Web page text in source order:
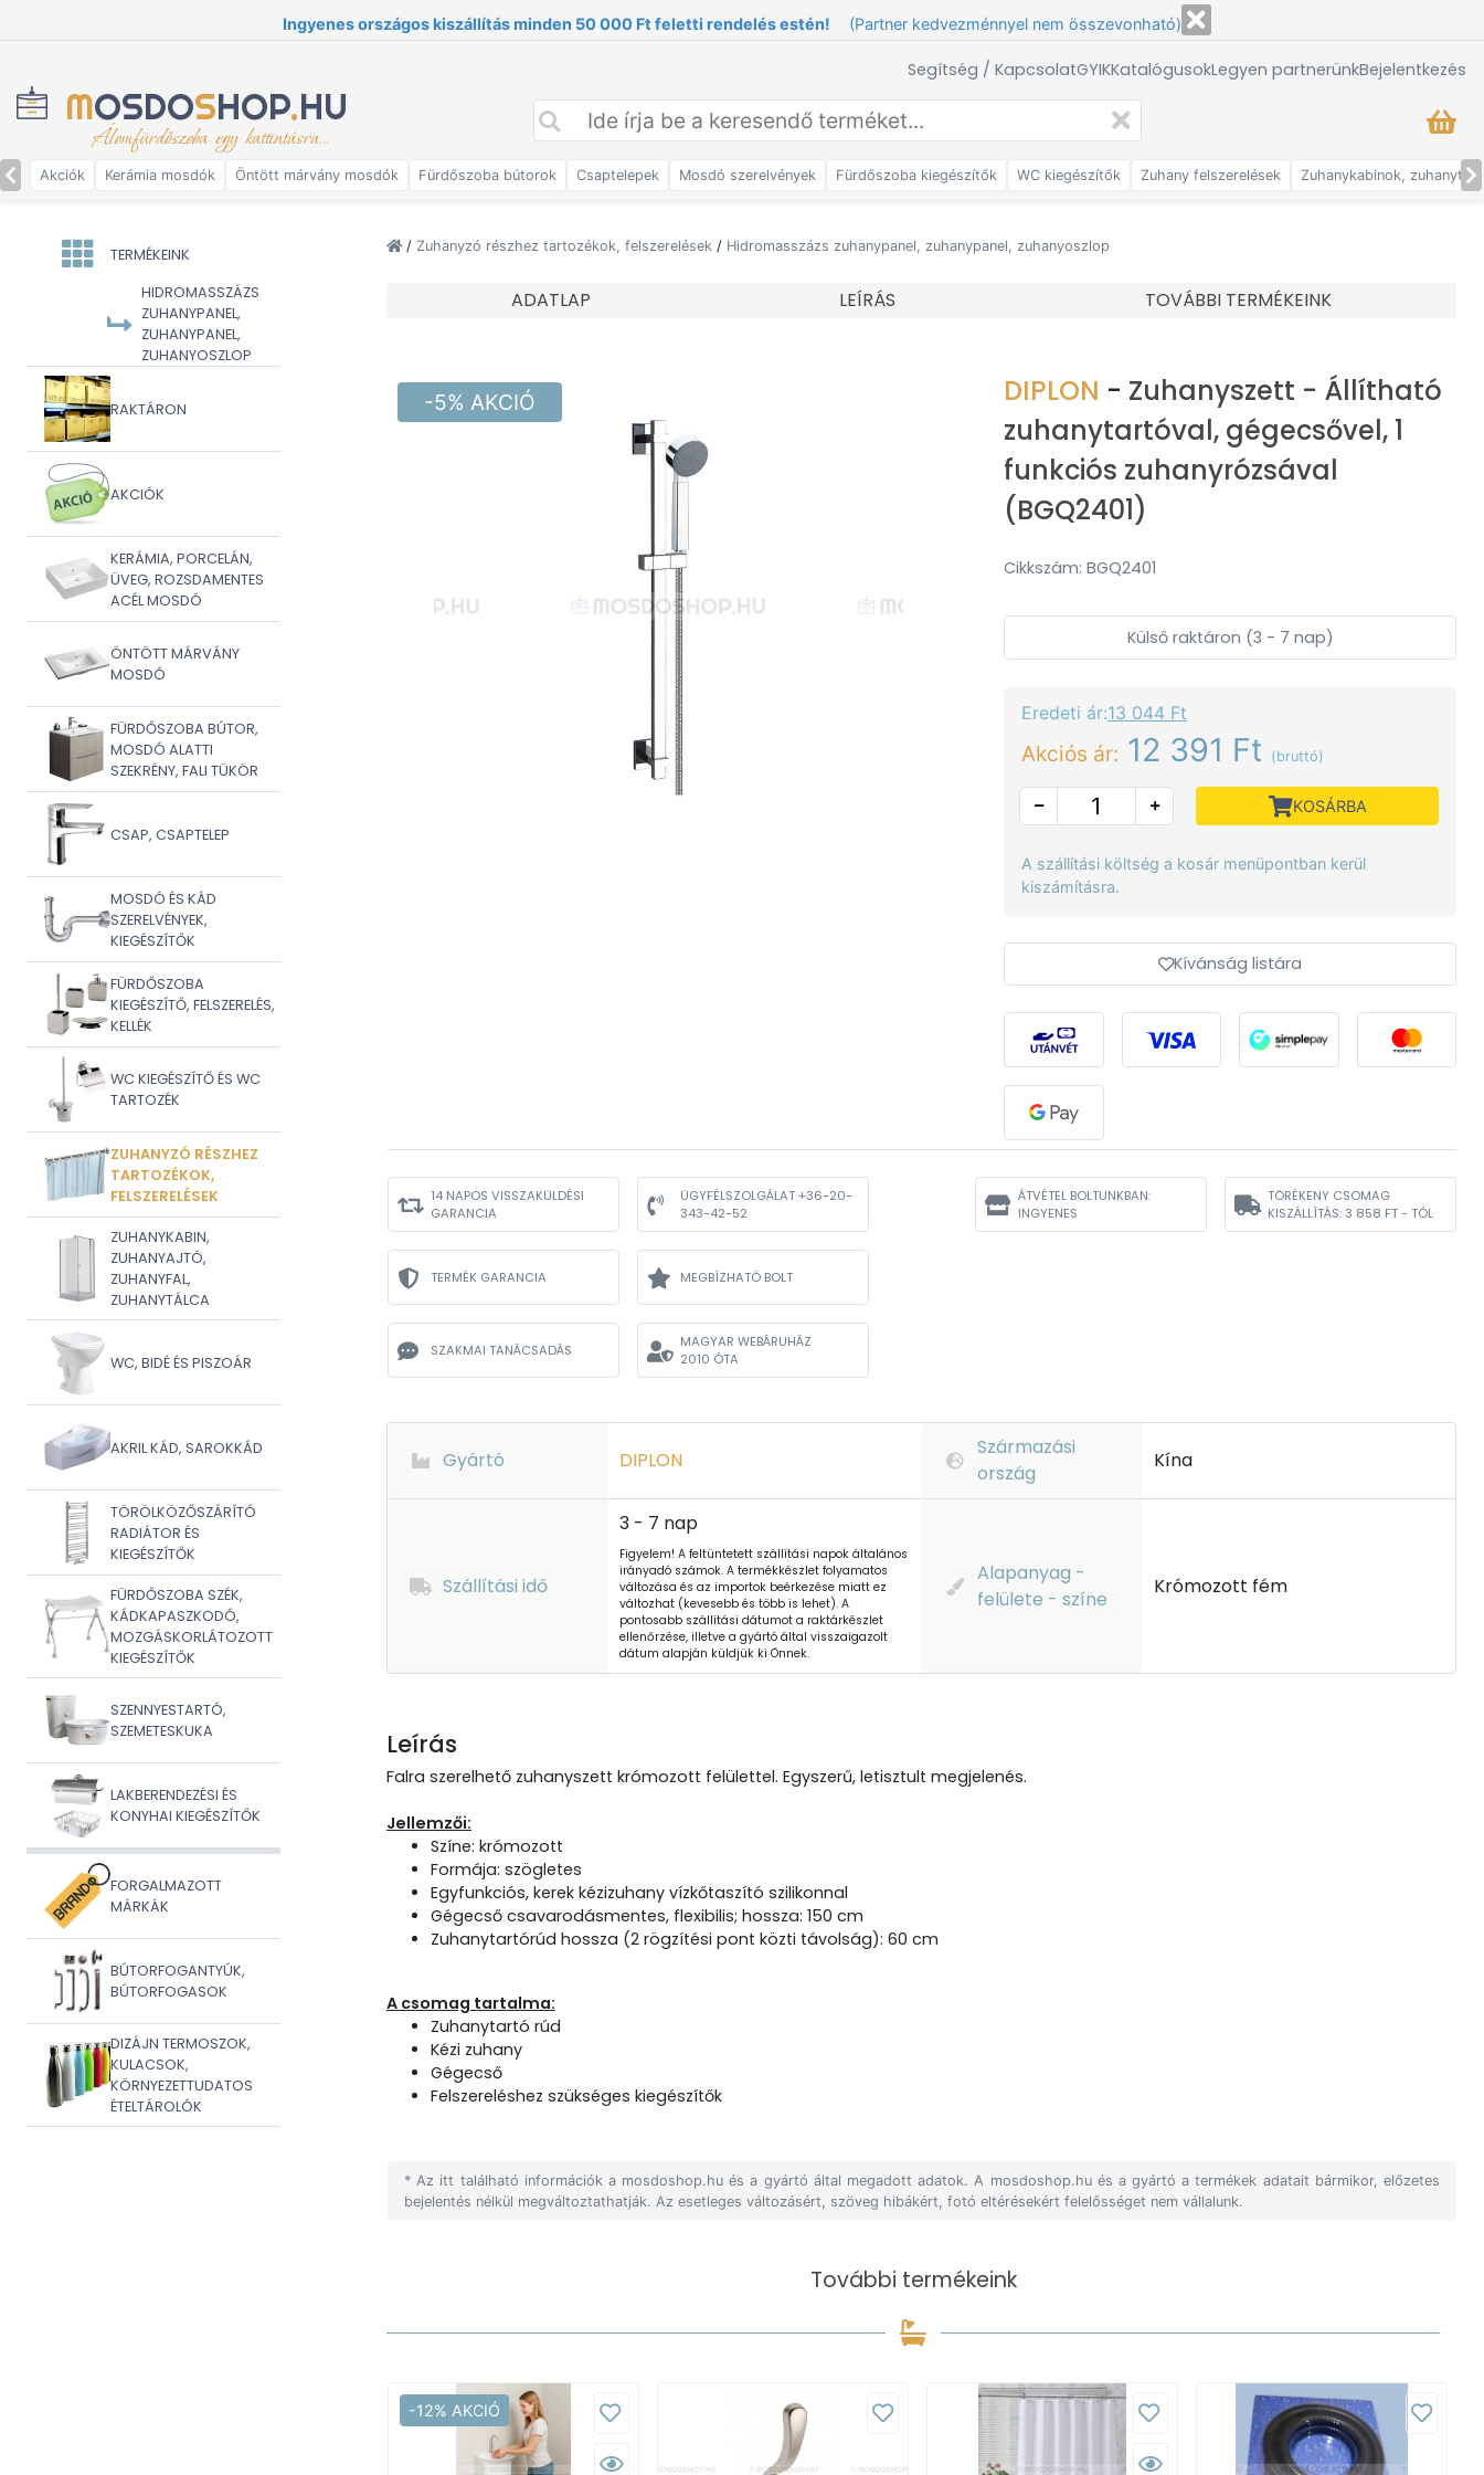
Ingyenes országos kiszállítás minden 50 000 Ft feletti rendelés estén! (Partner kedvezménnyel nem összevonható)
Segítség / KapcsolatGYIKKatalógusokLegyen partnerünkBejelentkezés
MOSDOSHOP.HU
Álomfürdőszoba egy kattintásra...
Akciók Kerámia mosdók Öntött márvány mosdók Fürdőszoba bútorok Csaptelepek Mosdó szerelvények Fürdőszoba kiegészítők WC kiegészítők Zuhany felszerelések Zuhanykabinok,
TERMÉKEINK
HIDROMASSZÁZS
ZUHANYPANEL,
ZUHANYPANEL,
ZUHANYOSZLOP
RAKTÁRON
AKCIÓK
KERÁMIA, PORCELÁN,
ÜVEG, ROZSDAMENTES
ACÉL MOSDÓ
ÖNTÖTT MÁRVÁNY
MOSDÓ
FÜRDŐSZOBA BÚTOR,
MOSDÓ ALATTI
SZEKRÉNY, FALI TÜKÖR
CSAP, CSAPTELEP
MOSDÓ ÉS KÁD
SZERELVÉNYEK,
KIEGÉSZÍTŐK
FÜRDŐSZOBA
KIEGÉSZÍTŐ, FELSZERELÉS,
KELLÉK
WC KIEGÉSZÍTŐ ÉS WC
TARTOZÉK
ZUHANYZÓ RÉSZHEZ
TARTOZÉKOK,
FELSZERELÉSEK
ZUHANYKABIN,
ZUHANYAJTÓ,
ZUHANYFAL,
ZUHANYTÁLCA
WC, BIDÉ ÉS PISZOÁR
AKRIL KÁD, SAROKKÁD
TÖRÖLKÖZŐSZÁRÍTÓ
RADIÁTOR ÉS
KIEGÉSZÍTŐK
FÜRDŐSZOBA SZÉK,
KÁDKAPASZKODÓ,
MOZGÁSKORLÁTOZOTT
KIEGÉSZÍTŐK
SZENNYESTARTÓ,
SZEMETESKUKA
LAKBERENDEZÉSI ÉS
KONYHAI KIEGÉSZÍTŐK
FORGALMAZOTT
MÁRKÁK
BÚTORFOGANTYÚK,
BÚTORFOGASOK
DIZÁJN TERMOSZOK,
KULACSOK,
KÖRNYEZETTUDATOS
ÉTELTÁROLÓK
/ Zuhanyzó részhez tartozékok, felszerelések / Hidromasszázs zuhanypanel, zuhanypanel, zuhanyoszlop
ADATLAP LEÍRÁS TOVÁBBI TERMÉKEINK
-5% AKCIÓ DIPLON - Zuhanyszett - Állítható
zuhanytartóval, gégecsővel, 1
funkciós zuhanyrózsával
(BGQ2401)
Cikkszám: BGQ2401
Külső raktáron (3 - 7 nap)
Eredeti ár:13 044 Ft
Akciós ár: 12 391 Ft (bruttó)
KOSÁRBA
A szállítási költség a kosár menüpontban kerül
kiszámításra.
Kívánság listára
14 NAPOS VISSZAKÜLDÉSI
GARANCIA
ÜGYFÉLSZOLGÁLAT +36-20-
343-42-52
TERMÉK GARANCIA MEGBÍZHATÓ BOLT
SZAKMAI TANÁCSADÁS
MAGYAR WEBÁRUHÁZ
2010 ÓTA
ÁTVÉTEL BOLTUNKBAN:
INGYENES
TÖRÉKENY CSOMAG
KISZÁLLÍTÁS:3 858 FT - TÓL
Gyártó DIPLON
Származási
ország
Kína
Szállítási idő
3 - 7 nap
Figyelem! A feltüntetett szállítási napok általános
irányadó számok. A termékkészlet folyamatos
változása és az importok beérkezése miatt ez
változhat (kevesebb és több is lehet). A
pontosabb szállítási dátumot a raktárkészlet
ellenőrzése, illetve a gyártó által visszaigazolt
dátum alapján küldjük ki Önnek.
Alapanyag -
felülete - színe
Krómozott fém
Leírás
Falra szerelhető zuhanyszett krómozott felülettel. Egyszerű, letisztult megjelenés.
Jellemzői:
Színe: krómozott
Formája: szögletes
Egyfunkciós, kerek kézizuhany vízkőtaszító szilikonnal
Gégecső csavarodásmentes, flexibilis; hossza: 150 cm
Zuhanytartórúd hossza (2 rögzítési pont közti távolság): 60 cm
A csomag tartalma:
Zuhanytartó rúd
Kézi zuhany
Gégecső
Felszereléshez szükséges kiegészítők
* Az itt található információk a mosdoshop.hu és a gyártó által megadott adatok. A mosdoshop.hu és a gyártó a termékek adatait bármikor, előzetes
bejelentés nélkül megváltoztathatják. Az esetleges változásért, szöveg hibákért, fotó eltérésekért felelősséget nem vállalunk.
További termékeink
-12% AKCIÓ